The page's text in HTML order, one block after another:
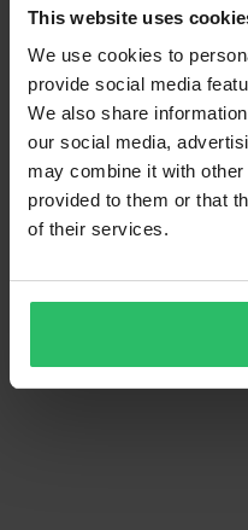
This website uses
We use cookies to
provide social media
We also share
our social media,
may combine it with
provided to them or that
of their services.